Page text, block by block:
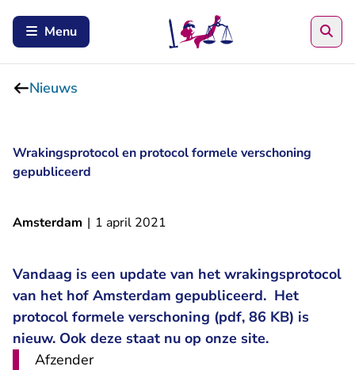
Menu
Nieuws
Wrakingsprotocol en protocol formele verschoning
gepubliceerd
Amsterdam | 1 april 2021
Vandaag is een update van het wrakingsprotocol
van het hof Amsterdam gepubliceerd. Het
protocol formele verschoning (pdf, 86 KB) is
nieuw. Ook deze staat nu op onze site.
Afzender